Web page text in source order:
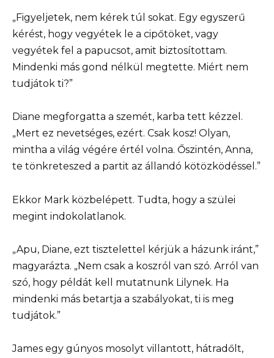
„Figyeljetek, nem kérek túl sokat. Egy egyszerű
kérést, hogy vegyétek le a cipőtöket, vagy
vegyétek fel a papucsot, amit biztosítottam.
Mindenki más gond nélkül megtette. Miért nem
tudjátok ti?”
Diane megforgatta a szemét, karba tett kézzel.
„Mert ez nevetséges, ezért. Csak kosz! Olyan,
mintha a világ végére értél volna. Őszintén, Anna,
te tönkreteszed a partit az állandó kötözködéssel.”
Ekkor Mark közbelépett. Tudta, hogy a szülei
megint indokolatlanok.
„Apu, Diane, ezt tisztelettel kérjük a házunk iránt,”
magyarázta. „Nem csak a koszról van szó. Arról van
szó, hogy példát kell mutatnunk Lilynek. Ha
mindenki más betartja a szabályokat, ti is meg
tudjátok.”
James egy gúnyos mosolyt villantott, hátradőlt,